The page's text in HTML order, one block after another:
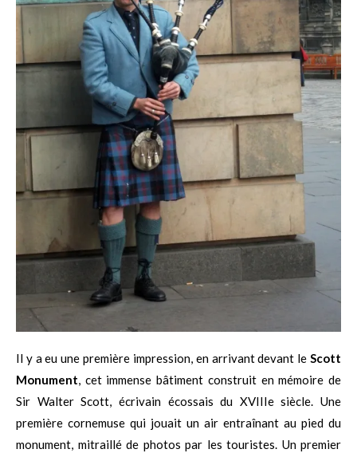
Il y a eu une première impression, en arrivant devant le Scott
Monument, cet immense bâtiment construit en mémoire de
Sir Walter Scott, écrivain écossais du XVIIIe siècle. Une
première cornemuse qui jouait un air entraînant au pied du
monument, mitraillé de photos par les touristes. Un premier